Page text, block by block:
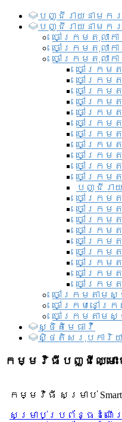
បញ្ជី​រាយ​នាមករ
បញ្ជី​រាយ​នាមក
ចៅក្រមតុលាក
ចៅក្រមតុលាក
ចៅក្រមតុលា
ចៅក្រម
ចៅក្រម
ចៅក្រម
ចៅក្រម
ចៅក្រម
ចៅក្រមតុ
ចៅក្រម
ចៅក្រម
ចៅក្រម
ចៅក្រមតុ
ចៅក្រម
បញ្ជីរា
ចៅក្រមតុ
ចៅក្រមតុ
ចៅក្រមតុ
ចៅក្រមតុ
ចៅក្រម
ចៅក្រមតុ
ចៅក្រម
ចៅក្រម
ចៅក្រមតុ
ចៅក្រមតាមស្
ចៅក្រមនៅក្
ចៅក្រមតាមស្
ស្ថិតិមេធាវី
សិ្ថតិសរុបការិយ
កម្មវិធីបញ្ជីឈ្មោះម
កម្មវិធី សម្រាប់
សម្រាប់​ប្រព័ន្ធដំណើរ